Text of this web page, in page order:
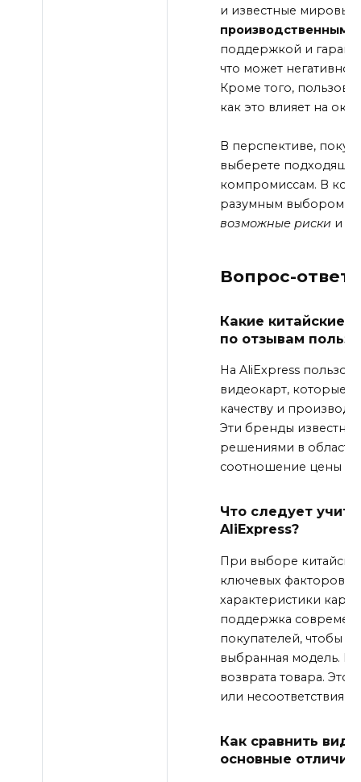
и известные
поддержкой и
что может негативно
Кроме того,
как это влияет на
В перспективе,
выберете
компромиссам. В
разумным выбором
возможные рискии
Вопрос-ответ:
Какие китайские
по отзывам
На AliExpress
видеокарт, которые
качеству и
Эти бренды
решениями в области
соотношение цены и
Что следует
AliExpress?
При выборе
ключевых факторов.
характеристики
поддержка
покупателей, чтобы
выбранная модель. В-
возврата товара. Это
или несоответствия
Как сравнить
основные